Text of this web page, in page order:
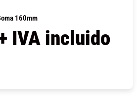
160mm
IVA incluido